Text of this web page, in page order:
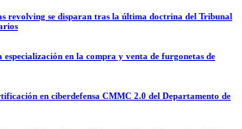
revolving se disparan tras la última doctrina del Tribunal
en la compra y venta de furgonetas de
en ciberdefensa CMMC 2.0 del Departamento de